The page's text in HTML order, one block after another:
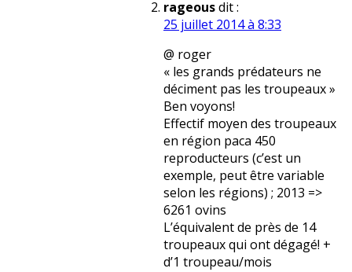
rageousdit :
25 juillet 2014 à 8:33
@ roger
« les grands prédateurs ne
déciment pas les troupeaux »
Ben voyons!
Effectif moyen des troupeaux
en région paca 450
reproducteurs (c’est un
exemple, peut être variable
selon les régions) ; 2013 =>
6261 ovins
L’équivalent de près de 14
troupeaux qui ont dégagé! +
d’1 troupeau/mois